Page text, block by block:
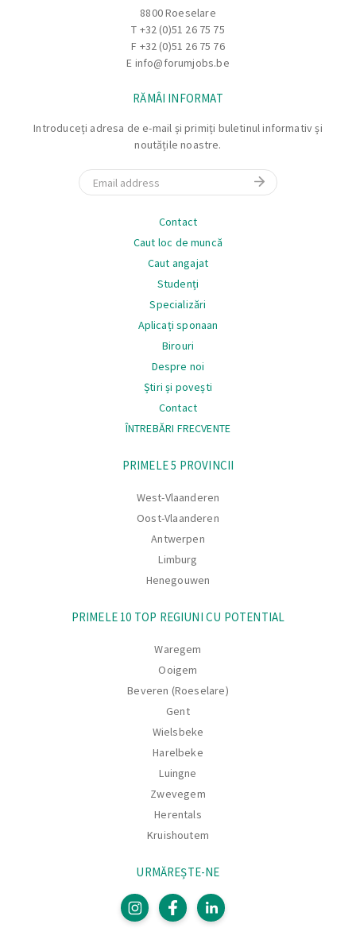
8800 Roeselare
T +32 (0)51 26 75 75
F +32 (0)51 26 75 76
E info@forumjobs.be
RĂMÂI INFORMAT
Introduceți adresa de e-mail și primiți buletinul informativ și
noutățile noastre.
Email
Contact
Caut loc de muncă
Caut angajat
Studenți
Specializări
Aplicați sponaan
Birouri
Despre noi
Știri și povești
Contact
ÎNTREBĂRI FRECVENTE
PRIMELE 5 PROVINCII
West-Vlaanderen
Oost-Vlaanderen
Antwerpen
Limburg
Henegouwen
PRIMELE 10 TOP REGIUNI CU POTENTIAL
Waregem
Ooigem
Beveren (Roeselare)
Gent
Wielsbeke
Harelbeke
Luingne
Zwevegem
Herentals
Kruishoutem
URMĂREȘTE-NE